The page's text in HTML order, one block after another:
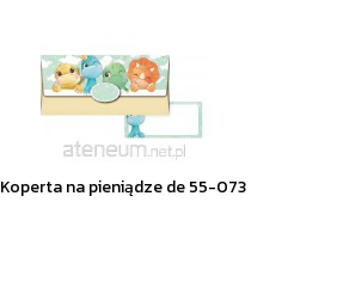
Koperta na pieniądze de 55-073